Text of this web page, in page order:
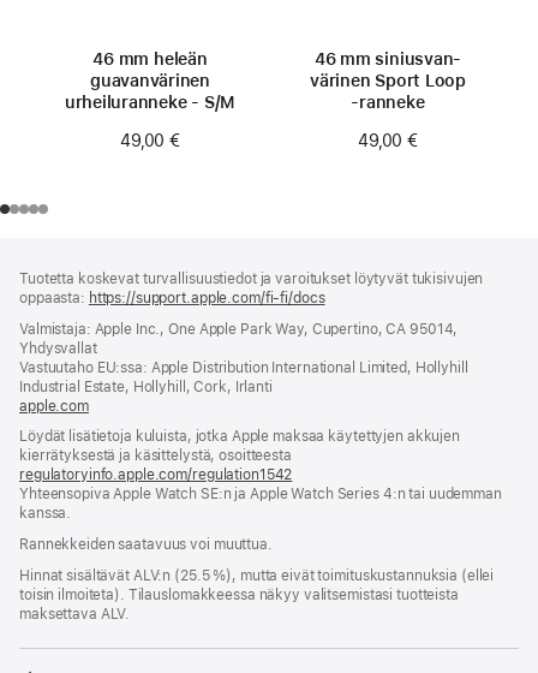
46 mm heleän
guavan­värinen
urheiluranneke - S/M
49,00 €
46 mm siniusvan­
värinen Sport Loop
‑ranneke
49,00 €
Tuotetta koskevat turvallisuustiedot ja varoitukset löytyvät tukisivujen
oppaasta: https://support.apple.com/fi-fi/docs(avautuu
ikkunaan)
Valmistaja: Apple Inc., One Apple Park Way, Cupertino, CA 95014,
Yhdysvallat
Vastuutaho EU:ssa: Apple Distribution International Limited, Hollyhill
Industrial Estate, Hollyhill, Cork, Irlanti
apple.com(avautuu
uuteen
ikkunaan)
Löydät lisätietoja kuluista, jotka Apple maksaa käytettyjen akkujen
kierrätyksestä ja käsittelystä, osoitteesta
regulatoryinfo.apple.com/regulation1542
uuteen
Yhteensopiva Apple Watch SE:n ja Apple Watch Series 4:n tai uudemman
kanssa.
Rannekkeiden saatavuus voi muuttua.
Hinnat sisältävät ALV:n (25.5 %), mutta eivät toimitus­kustannuksia (ellei
toisin ilmoiteta). Tilauslomakkeessa näkyy valitsemistasi tuotteista
maksettava ALV.